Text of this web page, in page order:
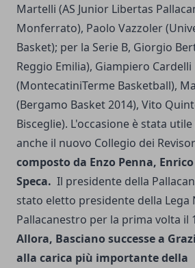
Martelli (AS Junior Libertas
Monferrato), Paolo Vazzoler
Basket); per la Serie B, Giorgio
Reggio Emilia), Giampiero Cardelli
(MontecatiniTerme Basketball),
(Bergamo Basket 2014), Vito
Bisceglie). L'occasione è stata
anche il nuovo Collegio dei
composto da Enzo Penna,
Speca. Il presidente della
stato eletto presidente della Lega
Pallacanestro per la prima volta il
Allora, Basciano successe a
alla carica più importante della